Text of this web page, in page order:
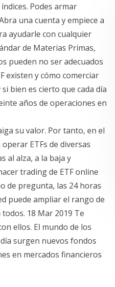
Podes armar
una cuenta y empiece a
ayudarle con cualquier
de Materias Primas,
pueden no ser adecuados
existen y cómo comerciar
bien es cierto que cada día
años de operaciones en
su valor. Por tanto, en el
ETFs de diversas
al alza, a la baja y
trading de ETF online
de pregunta, las 24 horas
puede ampliar el rango de
18 Mar 2019 Te
ellos. El mundo de los
surgen nuevos fondos
en mercados financieros